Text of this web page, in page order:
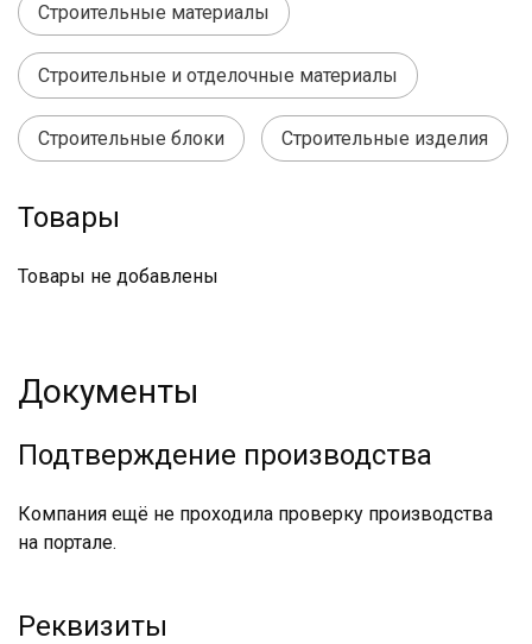
Строительные материалы
Строительные и отделочные материалы
Строительные блоки Строительные изделия
Товары
Товары не добавлены
Документы
Подтверждение производства
Компания ещё не проходила проверку производства
на портале.
Реквизиты